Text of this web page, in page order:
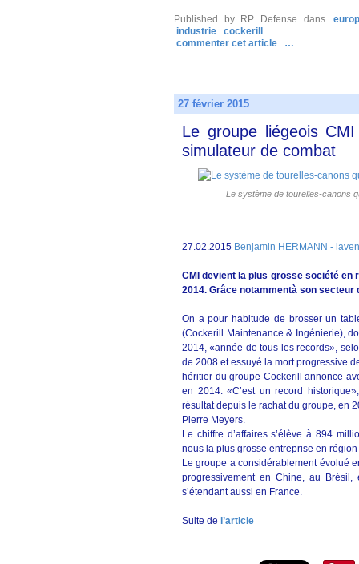
Published by RP Defense dans
industrie
cockerill
commenter cet article
…
27 février 2015
Le groupe liégeois
simulateur de combat
Le système de tourelles-canons
27.02.2015 Benjamin HERMANN -
CMI devient la plus grosse société en
2014. Grâce notammentà son secteur
On a pour habitude de brosser un
(Cockerill Maintenance & Ingénierie),
2014, «année de tous les records»,
de 2008 et essuyé la mort progressive
héritier du groupe Cockerill annonce
en 2014. «C’est un record
résultat depuis le rachat du groupe, en
Pierre Meyers.
Le chiffre d’affaires s’élève à 894
nous la plus grosse entreprise en
Le groupe a considérablement évolué
progressivement en Chine, au
s’étendant aussi en France.
Suite de l’article